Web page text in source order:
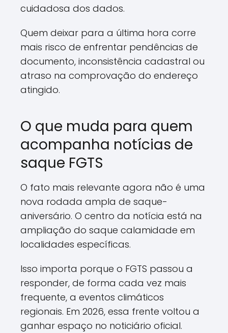
cuidadosa dos dados.
Quem deixar para a última hora corre
mais risco de enfrentar pendências de
documento, inconsistência cadastral ou
atraso na comprovação do endereço
atingido.
O que muda para quem
acompanha notícias de
saque FGTS
O fato mais relevante agora não é uma
nova rodada ampla de saque-
aniversário. O centro da notícia está na
ampliação do saque calamidade em
localidades específicas.
Isso importa porque o FGTS passou a
responder, de forma cada vez mais
frequente, a eventos climáticos
regionais. Em 2026, essa frente voltou a
ganhar espaço no noticiário oficial.